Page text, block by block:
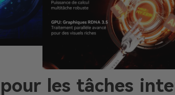
les tâches